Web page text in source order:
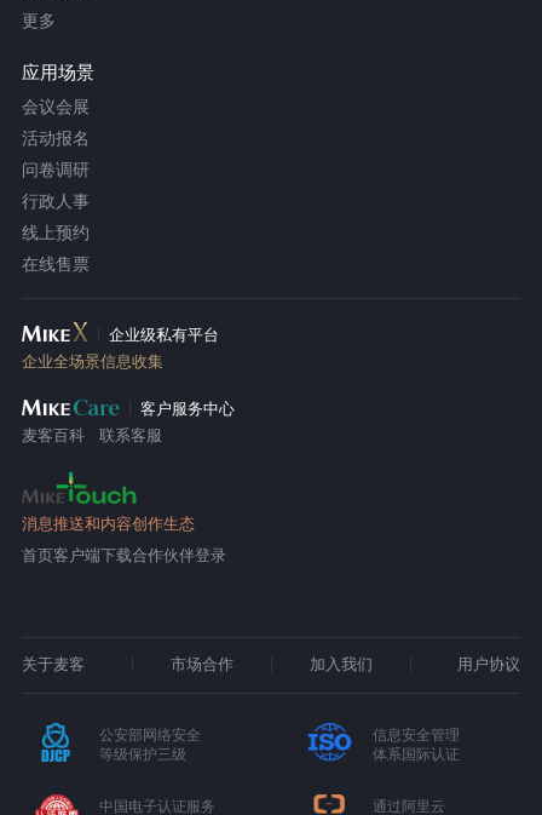
更多
应用场景
会议会展
活动报名
问卷调研
行政人事
线上预约
在线售票
企业级私有平台
企业全场景信息收集
客户服务中心
麦客百科
联系客服
消息推送和内容创作生态
首页客户端下载合作伙伴登录
关于麦客 市场合作 加入我们 用户协议
公安部网络安全
等级保护三级
信息安全管理
体系国际认证
中国电子认证服务 通过阿里云